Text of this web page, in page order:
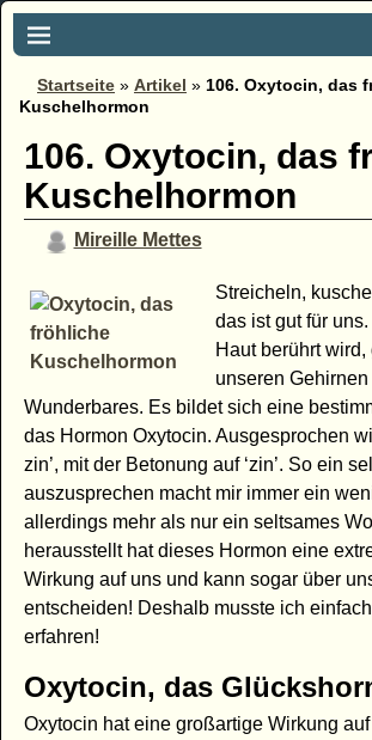
Startseite » Artikel » 106. Oxytocin, das
Kuschelhormon
106. Oxytocin, das
Kuschelhormon
Mireille Mettes
Streicheln,
das ist gut für
Haut berührt
unseren
Wunderbares. Es bildet sich eine
das Hormon Oxytocin. Ausgesprochen
zin’, mit der Betonung auf ‘zin’. So ein
auszusprechen macht mir immer ein
allerdings mehr als nur ein seltsames
herausstellt hat dieses Hormon eine
Wirkung auf uns und kann sogar über
entscheiden! Deshalb musste ich
erfahren!
Oxytocin, das
Oxytocin hat eine großartige Wirkung